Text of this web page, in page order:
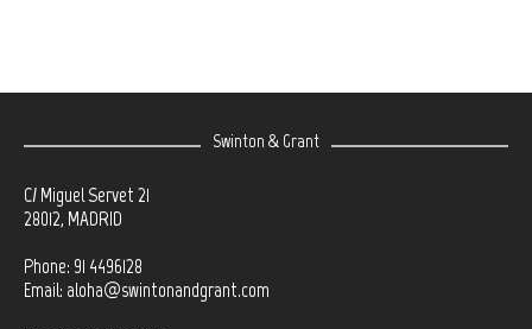
Swinton & Grant
C/ Miguel Servet 21
28012, MADRID
Phone: 91 4496128
Email: aloha@swintonandgrant.com